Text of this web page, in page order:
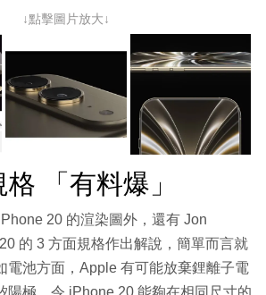
↓點擊圖片放大↓
「有料爆」
20 的渲染圖外，還有 Jon
的 3 方面規格作出解說，簡單而言就
電池方面，Apple 有可能放棄鋰離子電